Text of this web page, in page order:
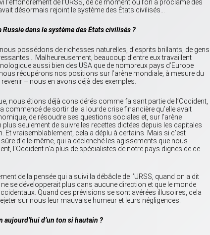
de l’URSS, de ce moment où l’on a proclamé des
désormais rejoint le système des États civilisés…
Russie dans le système des États civilisés ?
possédons de richesses naturelles, d’esprits brillants, de gens
Malheureusement, beaucoup d’entre eux travaillent
aussi bien des USA que de nombreux pays d’Europe
récupérons nos positions sur l’arène mondiale, à mesure du
– nous en avons déjà des exemples.
nous étions déjà considérés comme faisant partie de l’Occident,
commencé de sortir de la lourde crise financière qu’elle avait
de résoudre ses questions sociales et, sur l’arène
plus seulement de suivre les recettes dictées depuis les capitales
vraisemblablement, cela a déplu à certains. Mais si c’est
d’elle-même, qui a déclenché les agissements que nous
l’Occident n’a plus de spécialistes de notre pays dignes de ce
de la pensée qui a suivi la débâcle de l’URSS, quand on a dit
ne se développerait plus dans aucune direction et que le monde
Quand ces prévisions se sont avérées illusoires, cela
sur nous leur mauvaise humeur et leurs négligences.
d’un ton si hautain ?